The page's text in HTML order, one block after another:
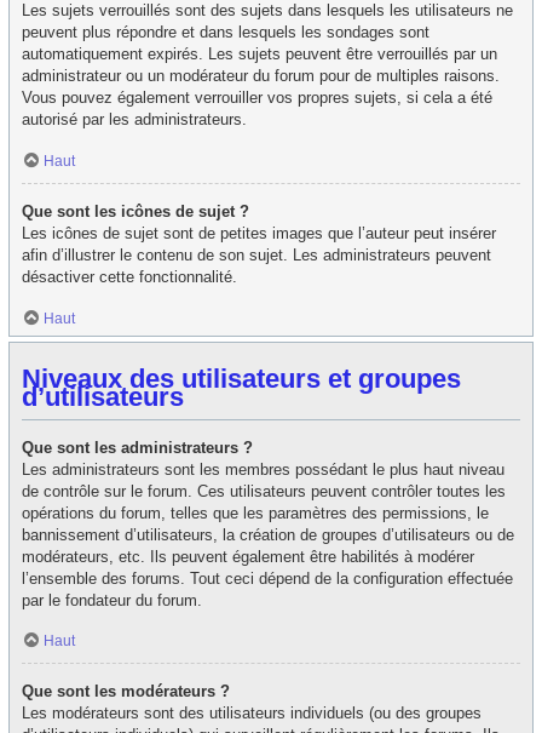
Les sujets verrouillés sont des sujets dans lesquels les utilisateurs ne
peuvent plus répondre et dans lesquels les sondages sont
automatiquement expirés. Les sujets peuvent être verrouillés par un
administrateur ou un modérateur du forum pour de multiples raisons.
Vous pouvez également verrouiller vos propres sujets, si cela a été
autorisé par les administrateurs.
Haut
Que sont les icônes de sujet ?
Les icônes de sujet sont de petites images que l’auteur peut insérer
afin d’illustrer le contenu de son sujet. Les administrateurs peuvent
désactiver cette fonctionnalité.
Haut
Niveaux des utilisateurs et groupes
d’utilisateurs
Que sont les administrateurs ?
Les administrateurs sont les membres possédant le plus haut niveau
de contrôle sur le forum. Ces utilisateurs peuvent contrôler toutes les
opérations du forum, telles que les paramètres des permissions, le
bannissement d’utilisateurs, la création de groupes d’utilisateurs ou de
modérateurs, etc. Ils peuvent également être habilités à modérer
l’ensemble des forums. Tout ceci dépend de la configuration effectuée
par le fondateur du forum.
Haut
Que sont les modérateurs ?
Les modérateurs sont des utilisateurs individuels (ou des groupes